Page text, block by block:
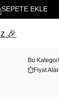
SEPETE EKLE
🎉
Bu
Fiyat